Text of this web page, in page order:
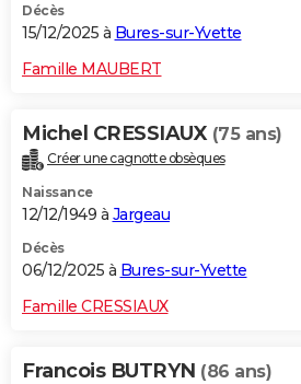
Décès
15/12/2025 à Bures-sur-Yvette
Famille MAUBERT
Michel CRESSIAUX (75 ans)
Créer une cagnotte obsèques
Naissance
12/12/1949 à Jargeau
Décès
06/12/2025 à Bures-sur-Yvette
Famille CRESSIAUX
Francois BUTRYN (86 ans)